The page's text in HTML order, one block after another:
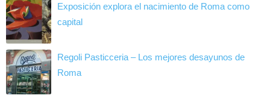
Exposición explora el nacimiento de Roma como
capital
Regoli Pasticceria – Los mejores desayunos de
Roma